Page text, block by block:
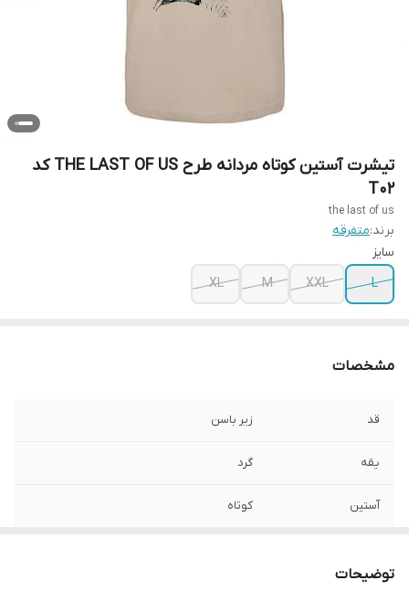
تیشرت آستین کوتاه مردانه طرح THE LAST OF US کد
T02
the last of us
برند:متفرقه
سایز
L
XXL
M
XL
مشخصات
قد زیر باسن
یقه گرد
آستین کوتاه
توضیحات